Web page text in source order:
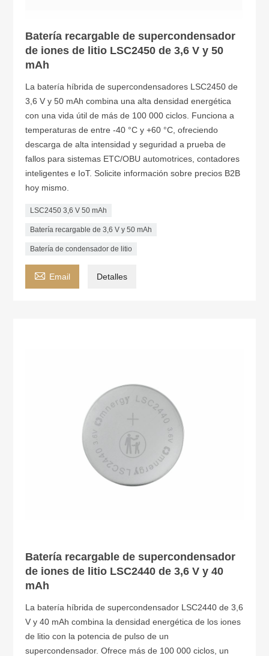
Batería recargable de supercondensador
de iones de litio LSC2450 de 3,6 V y 50
mAh
La batería híbrida de supercondensadores LSC2450 de
3,6 V y 50 mAh combina una alta densidad energética
con una vida útil de más de 100 000 ciclos. Funciona a
temperaturas de entre -40 °C y +60 °C, ofreciendo
descarga de alta intensidad y seguridad a prueba de
fallos para sistemas ETC/OBU automotrices, contadores
inteligentes e IoT. Solicite información sobre precios B2B
hoy mismo.
LSC2450 3,6 V 50 mAh
Batería recargable de 3,6 V y 50 mAh
Batería de condensador de litio
 Email Detalles
Batería recargable de supercondensador
de iones de litio LSC2440 de 3,6 V y 40
mAh
La batería híbrida de supercondensador LSC2440 de 3,6
V y 40 mAh combina la densidad energética de los iones
de litio con la potencia de pulso de un
supercondensador. Ofrece más de 100 000 ciclos, un